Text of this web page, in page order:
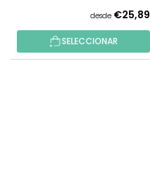
desde €25,89
SELECCIONAR